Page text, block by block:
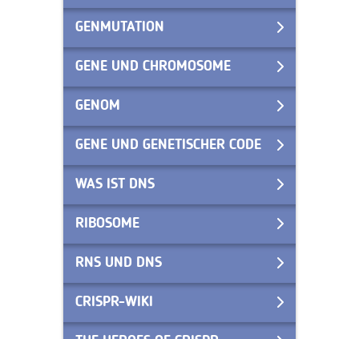
GENMUTATION
GENE UND CHROMOSOME
GENOM
GENE UND GENETISCHER CODE
WAS IST DNS
RIBOSOME
RNS UND DNS
CRISPR-WIKI